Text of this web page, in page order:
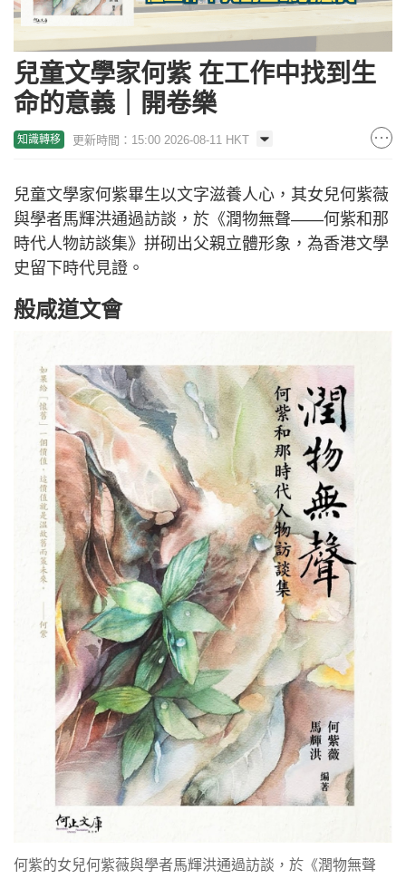
兒童文學家何紫 在工作中找到生
命的意義｜開卷樂
知識轉移 更新時間：15:00 2026-08-11 HKT
兒童文學家何紫畢生以文字滋養人心，其女兒何紫薇
與學者馬輝洪通過訪談，於《潤物無聲——何紫和那
時代人物訪談集》拼砌出父親立體形象，為香港文學
史留下時代見證。
般咸道文會
何紫的女兒何紫薇與學者馬輝洪通過訪談，於《潤物無聲